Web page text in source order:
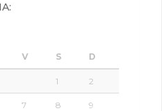
V S D
1 2
7 8 9